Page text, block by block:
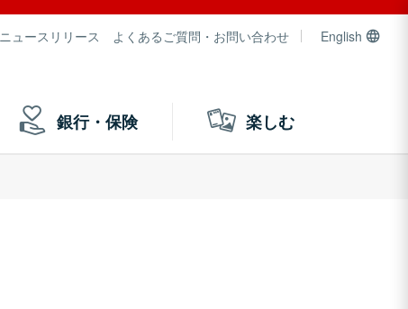
ニュースリリース よくあるご質問・お問い合わせ English
銀行・保険 楽しむ